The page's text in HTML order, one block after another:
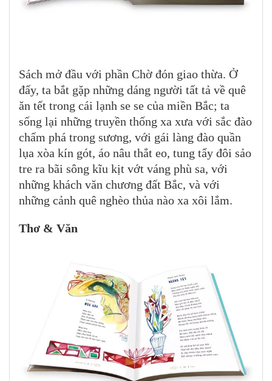
Sách mở đầu với phần Chờ đón giao thừa. Ở
đấy, ta bắt gặp những dáng người tất tả về quê
ăn tết trong cái lạnh se se của miền Bắc; ta
sống lại những truyền thống xa xưa với sắc đào
chấm phá trong sương, với gái làng đào quần
lụa xòa kín gót, áo nâu thắt eo, tung tẩy đôi sảo
tre ra bãi sông kĩu kịt vớt váng phù sa, với
những khách văn chương đất Bắc, và với
những cảnh quê nghèo thủa nào xa xôi lắm.
Thơ & Văn